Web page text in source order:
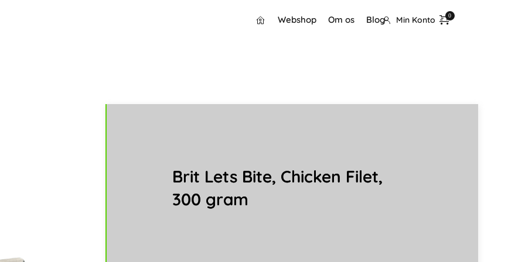
Webshop Om os Blog Min Konto
Brit Lets Bite, Chicken Filet,
300 gram